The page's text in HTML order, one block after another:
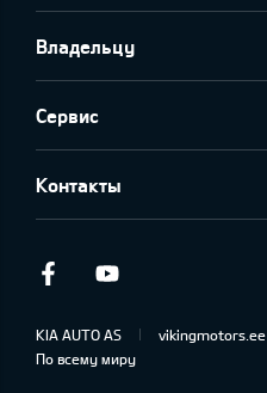
Владельцу
Сервис
Контакты
Facebook
KIA AUTO AS vikingmotors.ee
По всему миру